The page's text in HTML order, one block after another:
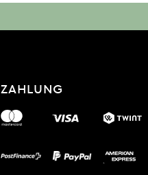
ZAHLUNG